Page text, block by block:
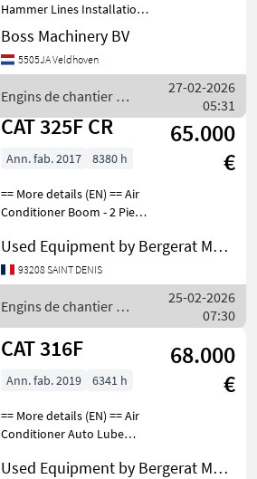
Hammer Lines Installation
Year: 2022 Reference
number: BM007406 Hours: 5
Type 350 Location
Available at Boss Machi
Boss Machinery BV
5505JA Veldhoven
Engins de chantier /
CAT
27-02-2026
05:31
CAT 325F CR
65.000
€
Ann. fab. 2017 8380 h
== More details (EN) == Air
Conditioner Boom - 2 Piece
- Quick Coupler Type -
Hydraulic Lighting Online
Owner's Manual Radio Stick
- Med
Used Equipment by Bergerat Monnoyeur
93208 SAINT DENIS
Engins de chantier /
CAT
25-02-2026
07:30
CAT 316F
68.000
€
Ann. fab. 2019 6341 h
== More details (EN) == Air
Conditioner Auto Lube
Pressure - High Pressure
Used Equipment by Bergerat Monnoyeur